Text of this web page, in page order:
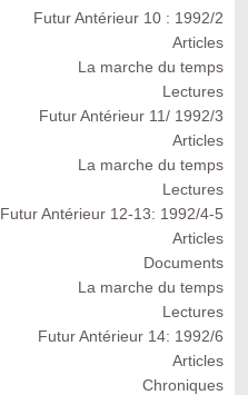
Futur Antérieur 10 : 1992/2
Articles
La marche du temps
Lectures
Futur Antérieur 11/ 1992/3
Articles
La marche du temps
Lectures
Futur Antérieur 12-13: 1992/4-5
Articles
Documents
La marche du temps
Lectures
Futur Antérieur 14: 1992/6
Articles
Chroniques